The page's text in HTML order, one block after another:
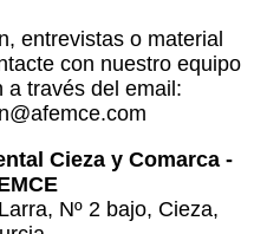
entrevistas o material
con nuestro equipo
a través del email:
Cieza y Comarca -
Nº 2 bajo, Cieza,